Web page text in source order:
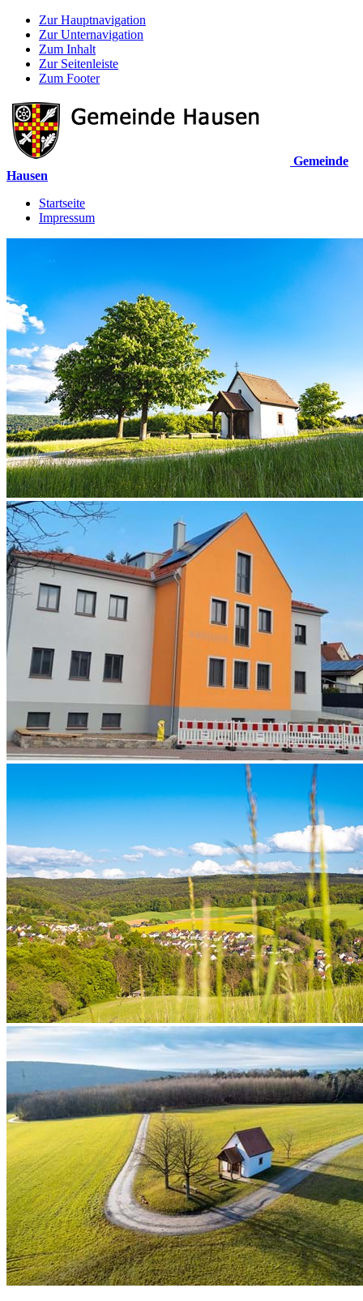
Zur Hauptnavigation
Zur Unternavigation
Zum Inhalt
Zur Seitenleiste
Zum Footer
Gemeinde
Hausen
Startseite
Impressum